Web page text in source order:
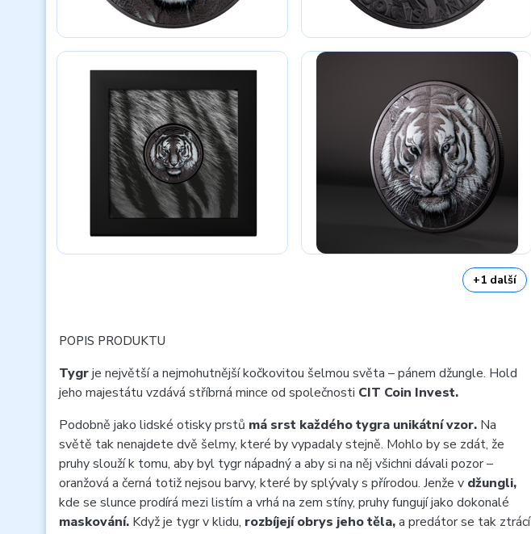
+1 další
POPIS PRODUKTU
Tygrje největší a nejmohutnější kočkovitou šelmou světa – pánem džungle. Hold
jeho majestátu vzdává stříbrná mince od společnosti CIT Coin Invest.
Podobně jako lidské otisky prstů má srst každého tygra unikátní vzor. Na
světě tak nenajdete dvě šelmy, které by vypadaly stejně. Mohlo by se zdát, že
pruhy slouží k tomu, aby byl tygr nápadný a aby si na něj všichni dávali pozor –
oranžová a černá totiž nejsou barvy, které by splývaly s přírodou. Jenže v džungli,
kde se slunce prodírá mezi listím a vrhá na zem stíny, pruhy fungují jako dokonalé
maskování. Když je tygr v klidu, rozbíjejí obrys jeho těla,a predátor se tak ztrácí